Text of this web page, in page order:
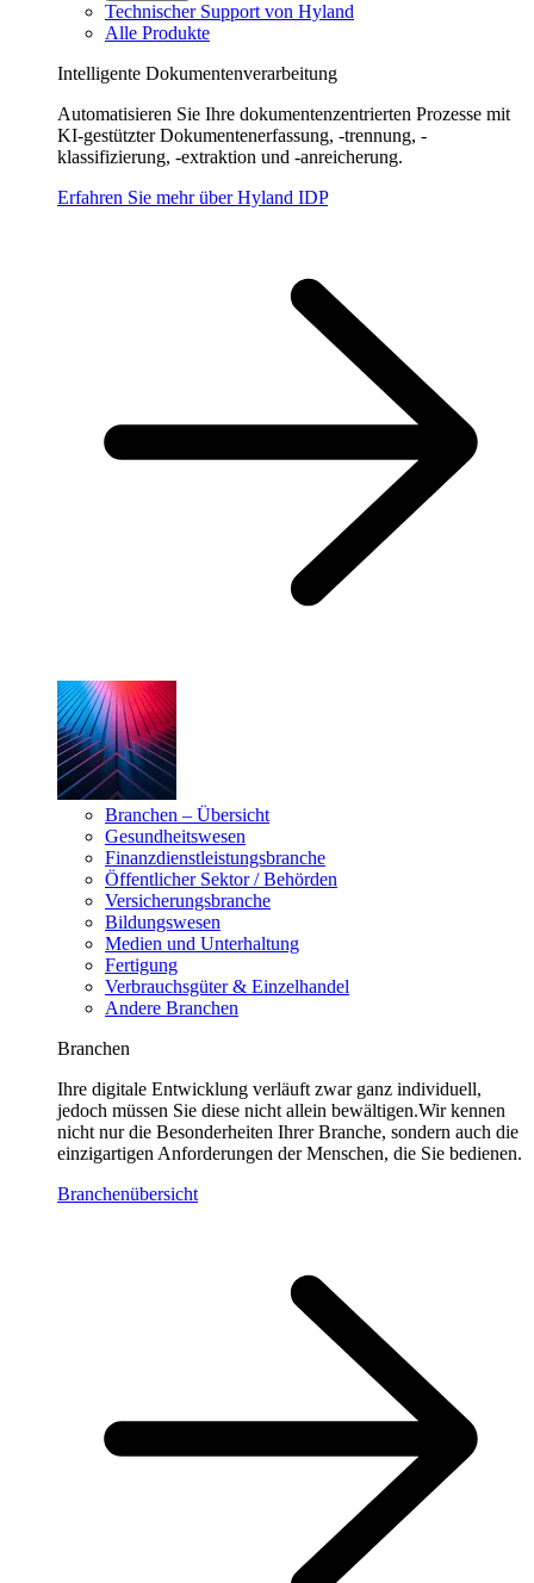
Technischer Support von Hyland
Alle Produkte
Intelligente Dokumentenverarbeitung
Automatisieren Sie Ihre dokumentenzentrierten Prozesse mit
KI-gestützter Dokumentenerfassung, -trennung, -
klassifizierung, -extraktion und -anreicherung.
Erfahren Sie mehr über Hyland IDP
Branchen – Übersicht
Gesundheitswesen
Finanzdienstleistungsbranche
Öffentlicher Sektor / Behörden
Versicherungsbranche
Bildungswesen
Medien und Unterhaltung
Fertigung
Verbrauchsgüter & Einzelhandel
Andere Branchen
Branchen
Ihre digitale Entwicklung verläuft zwar ganz individuell,
jedoch müssen Sie diese nicht allein bewältigen.Wir kennen
nicht nur die Besonderheiten Ihrer Branche, sondern auch die
einzigartigen Anforderungen der Menschen, die Sie bedienen.
Branchenübersicht